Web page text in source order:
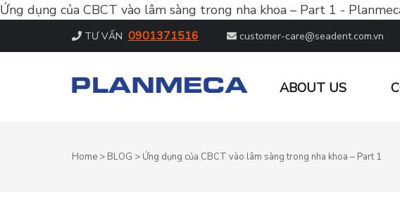
Ứng dụng của CBCT vào lâm sàng trong nha khoa – Part 1 -
TƯ VẤN 0901371516 customer-care@seadent.com.vn
ABOUT US
Home > BLOG > Ứng dụng của CBCT vào lâm sàng trong nha khoa – Part 1